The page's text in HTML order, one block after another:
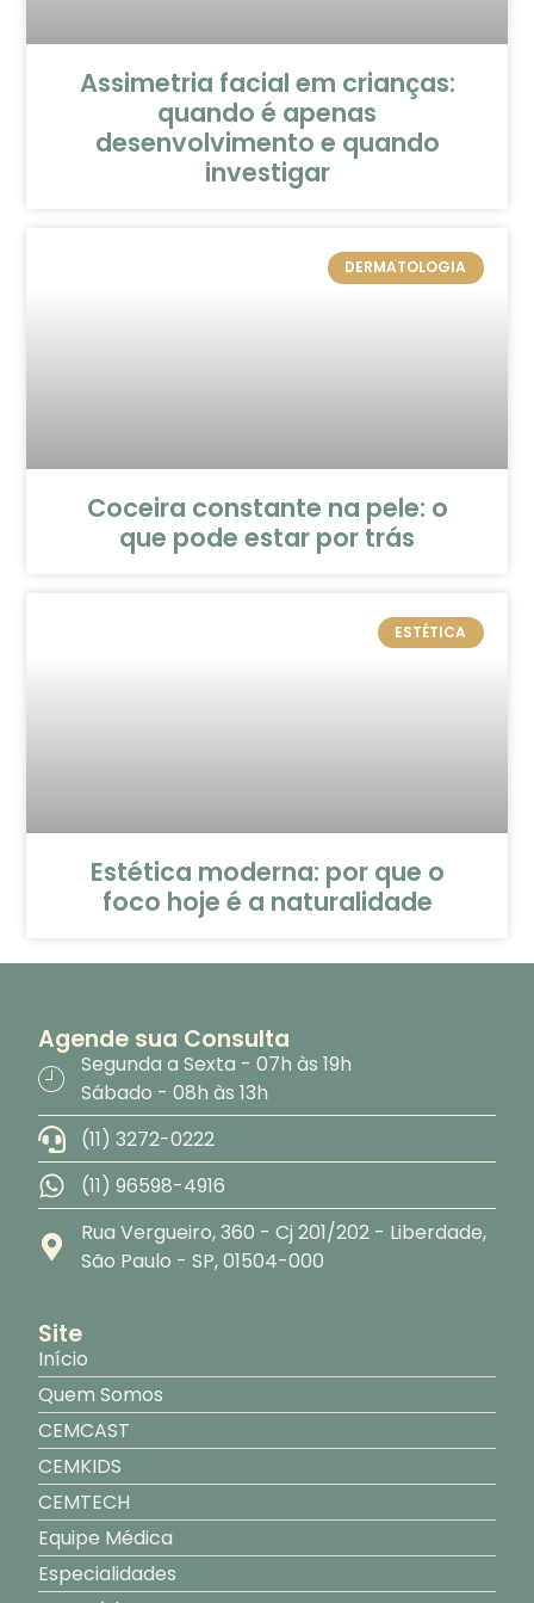
Assimetria facial em crianças:
quando é apenas
desenvolvimento e quando
investigar
DERMATOLOGIA
Coceira constante na pele: o
que pode estar por trás
ESTÉTICA
Estética moderna: por que o
foco hoje é a naturalidade
Agende sua Consulta
Segunda a Sexta - 07h às 19h
Sábado - 08h às 13h
(11) 3272-0222
(11) 96598-4916
Rua Vergueiro, 360 - Cj 201/202 - Liberdade,
São Paulo - SP, 01504-000
Site
Início
Quem Somos
CEMCAST
CEMKIDS
CEMTECH
Equipe Médica
Especialidades